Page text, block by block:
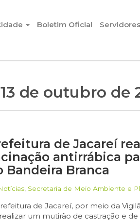
Boletim Oficial Servidores
13 de outubro de
de Jacareí
antirrábica
Bandeira Branca
, Secretaria de Meio Ambiente e
de Jacareí, por meio da
um mutirão de castração e